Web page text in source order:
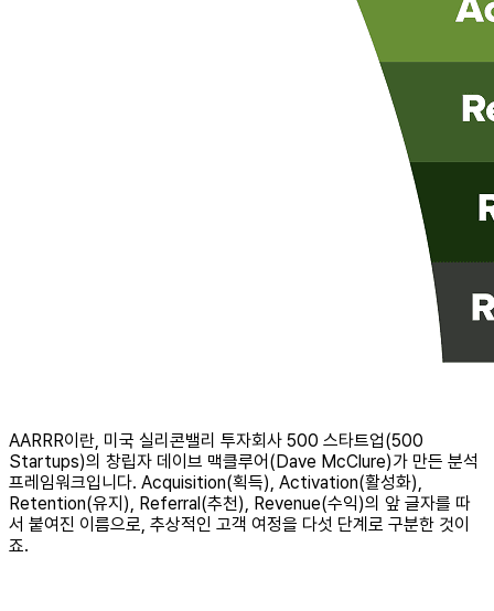
AARRR이란, 미국 실리콘밸리 투자회사 500 스타트업(500
Startups)의 창립자 데이브 맥클루어(Dave McClure)가 만든 분석
프레임워크입니다. Acquisition(획득), Activation(활성화),
Retention(유지), Referral(추천), Revenue(수익)의 앞 글자를 따
서 붙여진 이름으로, 추상적인 고객 여정을 다섯 단계로 구분한 것이
죠.